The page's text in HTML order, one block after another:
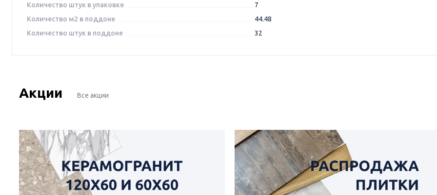
Количество штук в упаковке
7
Количество м2 в поддоне
44.48
Количество штук в поддоне
32
Акции Все акции